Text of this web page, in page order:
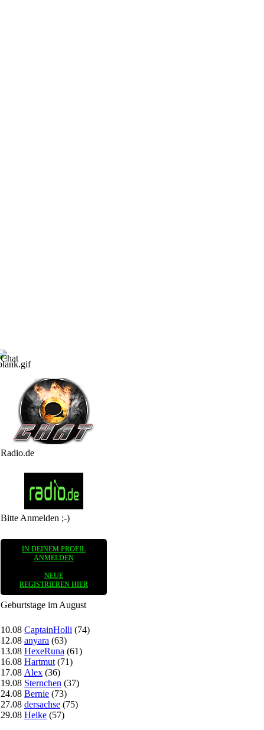
Chat
Radio.de
Bitte Anmelden ;-)
IN DEINEM PROFIL
ANMELDEN
NEUE
REGISTRIEREN HIER
Geburtstage im August
10.08 CaptainHolli (74)
12.08 anyara (63)
13.08 HexeRuna (61)
16.08 Hartmut (71)
17.08 Alex (36)
19.08 Sternchen (37)
24.08 Bernie (73)
27.08 dersachse (75)
29.08 Heike (57)